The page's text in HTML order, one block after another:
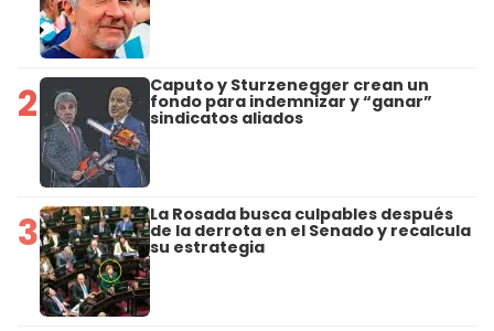
2 Caputo y Sturzenegger crean un
fondo para indemnizar y “ganar”
sindicatos aliados
3 La Rosada busca culpables después
de la derrota en el Senado y recalcula
su estrategia